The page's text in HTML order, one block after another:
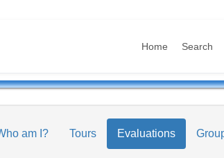
Home Search
am I? Tours Evaluations